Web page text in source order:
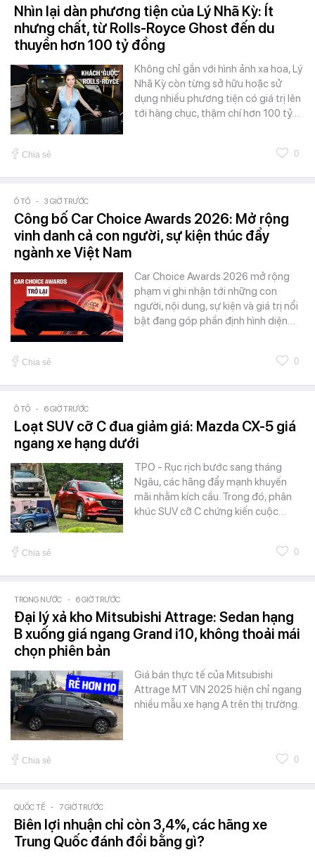
Nhìn lại dàn phương tiện của Lý Nhã Kỳ: Ít
nhưng chất, từ Rolls-Royce Ghost đến du
thuyền hơn 100 tỷ đồng
Không chỉ gắn với hình ảnh xa hoa, Lý
Nhã Kỳ còn từng sở hữu hoặc sử
dụng nhiều phương tiện có giá trị lên
tới hàng chục, thậm chí hơn 100 tỷ…
Chia sẻ 0
Ô TÔ - 3 GIỜ TRƯỚC
Công bố Car Choice Awards 2026: Mở rộng
vinh danh cả con người, sự kiện thúc đẩy
ngành xe Việt Nam
Car Choice Awards 2026 mở rộng
phạm vi ghi nhận tới những con
người, nội dung, sự kiện và giá trị nổi
bật đang góp phần định hình diện…
Chia sẻ 0
Ô TÔ - 6 GIỜ TRƯỚC
Loạt SUV cỡ C đua giảm giá: Mazda CX-5 giá
ngang xe hạng dưới
TPO - Rục rịch bước sang tháng
Ngâu, các hãng đẩy mạnh khuyến
mãi nhằm kích cầu. Trong đó, phân
khúc SUV cỡ C chứng kiến cuộc…
Chia sẻ 0
TRONG NƯỚC - 6 GIỜ TRƯỚC
Đại lý xả kho Mitsubishi Attrage: Sedan hạng
B xuống giá ngang Grand i10, không thoải mái
chọn phiên bản
Giá bán thực tế của Mitsubishi
Attrage MT VIN 2025 hiện chỉ ngang
nhiều mẫu xe hạng A trên thị trường.
Chia sẻ 0
QUỐC TẾ - 7 GIỜ TRƯỚC
Biên lợi nhuận chỉ còn 3,4%, các hãng xe
Trung Quốc đánh đổi bằng gì?